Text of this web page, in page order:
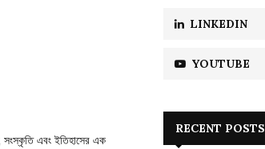
সংস্কৃতি এবং ইতিহাসের এক
LINKEDIN
YOUTUBE
RECENT POSTS